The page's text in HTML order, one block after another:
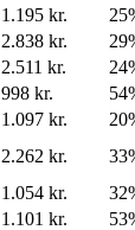
1.195 kr.
2.838 kr.
2.511 kr.
998 kr.
1.097 kr.
2.262 kr.
1.054 kr.
1.101 kr.